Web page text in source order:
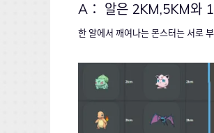
A： 알은 2KM,5KM와
한알에서 깨여나는 몬스터는 서로